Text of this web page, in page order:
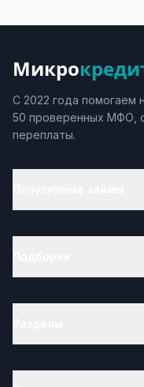
Микро
С 2022 года помогаем
50 проверенных МФО,
переплаты.